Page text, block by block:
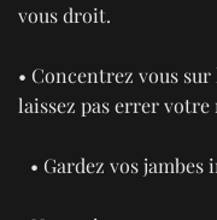
vous droit.
• Concentrez vous
laissez pas errer votre
• Gardez vos jambes